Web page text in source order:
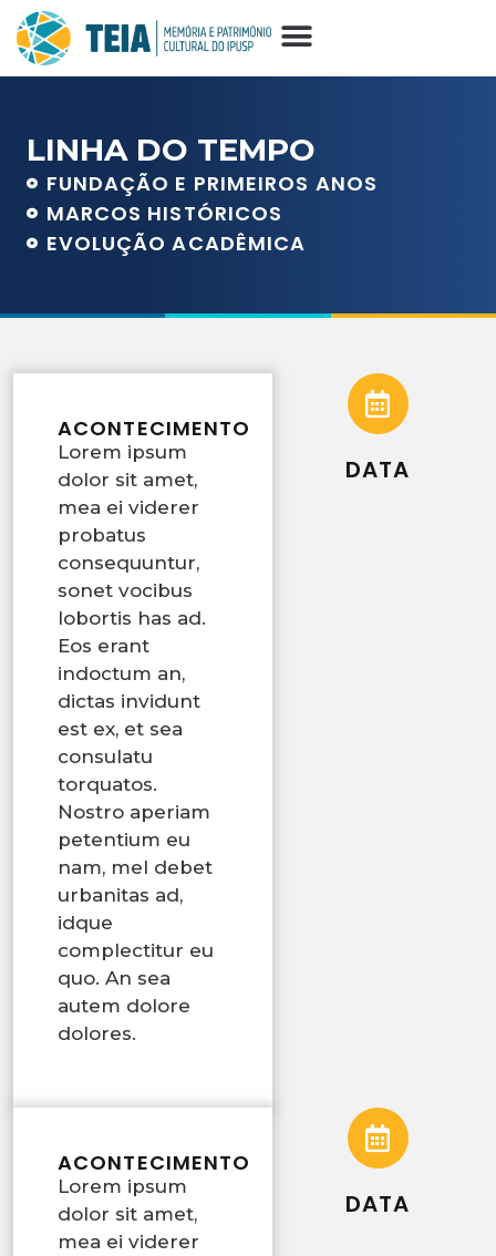
LINHA DO TEMPO
FUNDAÇÃO E PRIMEIROS ANOS
MARCOS HISTÓRICOS
EVOLUÇÃO ACADÊMICA
ACONTECIMENTO
Lorem ipsum
dolor sit amet,
mea ei viderer
probatus
consequuntur,
sonet vocibus
lobortis has ad.
Eos erant
indoctum an,
dictas invidunt
est ex, et sea
consulatu
torquatos.
Nostro aperiam
petentium eu
nam, mel debet
urbanitas ad,
idque
complectitur eu
quo. An sea
autem dolore
dolores.
DATA
ACONTECIMENTO
Lorem ipsum
dolor sit amet,
mea ei viderer
DATA